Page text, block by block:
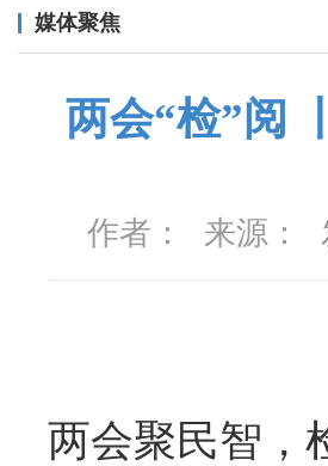
媒体聚焦
两会“检”阅
作者： 来源：
两会聚民智，